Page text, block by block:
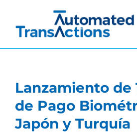
contenido
Lanzamiento de
de Pago
Japón y Turquía